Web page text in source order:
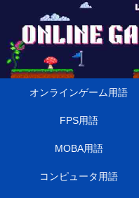
オンラインゲーム用語
FPS用語
MOBA用語
コンピュータ用語